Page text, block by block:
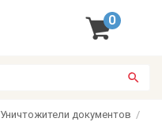
0
Уничтожители документов /